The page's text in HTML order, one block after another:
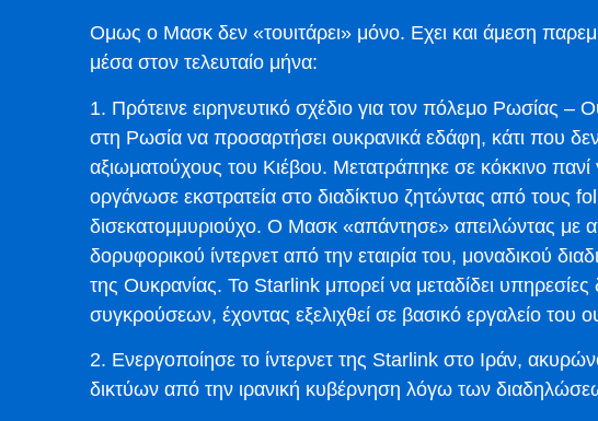
Oμως ο Μασκ δεν «τουιτάρει» μόνο. Εχει και άμεση
μέσα στον τελευταίο μήνα:
1. Πρότεινε ειρηνευτικό σχέδιο για τον πόλεμο Ρωσίας –
στη Ρωσία να προσαρτήσει ουκρανικά εδάφη, κάτι που
αξιωματούχους του Κιέβου. Μετατράπηκε σε κόκκινο πανί
οργάνωσε εκστρατεία στο διαδίκτυο ζητώντας από τους
δισεκατομμυριούχο. Ο Μασκ «απάντησε» απειλώντας με
δορυφορικού ίντερνετ από την εταιρία του, μοναδικού
της Ουκρανίας. Το Starlink μπορεί να μεταδίδει υπηρεσίες
συγκρούσεων, έχοντας εξελιχθεί σε βασικό εργαλείο του
2. Ενεργοποίησε το ίντερνετ της Starlink στο Ιράν,
δικτύων από την ιρανική κυβέρνηση λόγω των